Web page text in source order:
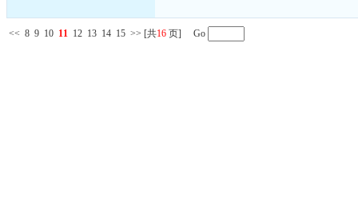
<< 8 9 10 11 12 13 14 15 >> [共16 页] Go